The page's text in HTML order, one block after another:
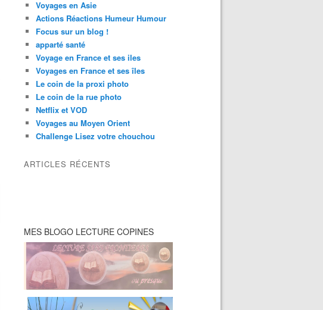
Voyages en Asie
Actions Réactions Humeur Humour
Focus sur un blog !
apparté santé
Voyage en France et ses iles
Voyages en France et ses îles
Le coin de la proxi photo
Le coin de la rue photo
Netflix et VOD
Voyages au Moyen Orient
Challenge Lisez votre chouchou
ARTICLES RÉCENTS
MES BLOGO LECTURE COPINES